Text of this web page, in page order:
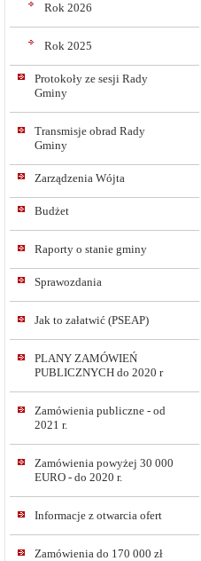
Rok 2026
Rok 2025
Protokoły ze sesji Rady
Gminy
Transmisje obrad Rady
Gminy
Zarządzenia Wójta
Budżet
Raporty o stanie gminy
Sprawozdania
Jak to załatwić (PSEAP)
PLANY ZAMÓWIEŃ
PUBLICZNYCH do 2020 r
Zamówienia publiczne - od
2021 r.
Zamówienia powyżej 30 000
EURO - do 2020 r.
Informacje z otwarcia ofert
Zamówienia do 170 000 zł